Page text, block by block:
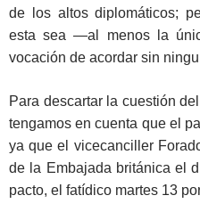
de los altos diplomáticos;
esta sea —al menos la
vocación de acordar sin
Para descartar la cuestión
tengamos en cuenta que el
ya que el vicecanciller
de la Embajada británica el
pacto, el fatídico martes 13